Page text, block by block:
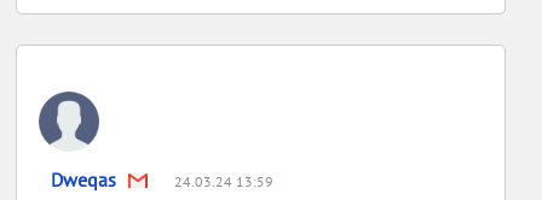
Dweqas 24.03.24 13:59